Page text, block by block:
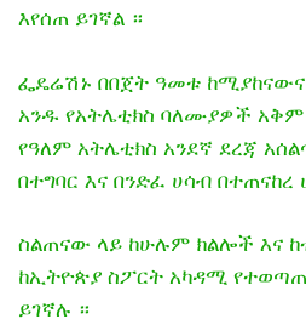
እየሰጠ ይገኛል ።
ፌዴሬሽኑ በበጀት ዓመቱ
አንዱ የአትሌቲክስ ባለሙያዎች አቅም
የዓለም አትሌቲክስ አንደኛ ደረጃ
በተግባር እና በንድፈ ሀሳብ በተጠናከረ
ስልጠናው ላይ ከሁሉም ክልሎች እና
ከኢትዮጵያ ስፖርት አካዳሚ
ይገኛሉ ።